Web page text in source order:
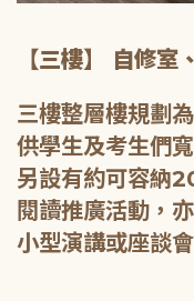
【三樓】 自修室
三樓整層樓規劃
供學生及考生們
另設有約可容納
閱讀推廣活動，
小型演講或座談會